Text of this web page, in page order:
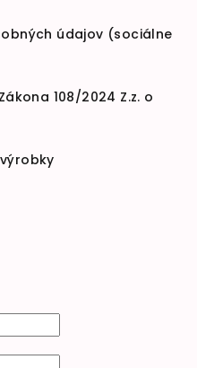
údajov (sociálne
108/2024 Z.z. o